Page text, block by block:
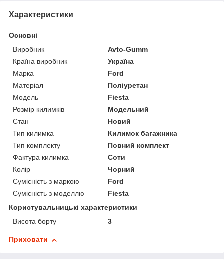
Характеристики
Основні
Виробник
Avto-Gumm
Країна виробник
Україна
Марка
Ford
Матеріал
Поліуретан
Модель
Fiesta
Розмір килимків
Модельний
Стан
Новий
Тип килимка
Килимок багажника
Тип комплекту
Повний комплект
Фактура килимка
Соти
Колір
Чорний
Сумісність з маркою
Ford
Сумісність з моделлю
Fiesta
Користувальницькі характеристики
Висота борту
3
Приховати